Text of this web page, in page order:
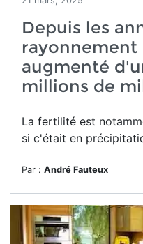
Depuis les
augmenté
millions de
La fertilité est
si c'était en
Par : André Fauteux